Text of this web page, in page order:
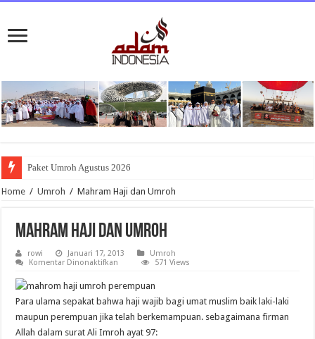
Paket Umroh Agustus 2026
Home / Umroh / Mahram Haji dan Umroh
Mahram Haji dan Umroh
rowi Januari 17, 2013
Umroh
Komentar Dinonaktifkan
dan
Umroh
571 Views
Para ulama sepakat bahwa haji wajib bagi umat muslim baik laki-laki
maupun perempuan jika telah berkemampuan. sebagaimana firman
Allah dalam surat Ali Imroh ayat 97: